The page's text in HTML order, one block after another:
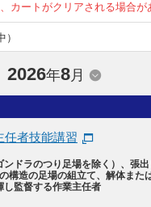
カートがクリアされる場合が
）
2026年8月
任者技能講習
ンドラのつり足場を除く）、張
構造の足場の組立て、解体また
し監督する作業主任者